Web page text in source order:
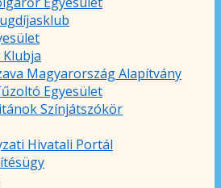
Magyarország Alapítvány
Egyesület
Színjátszókör
Hivatali Portál